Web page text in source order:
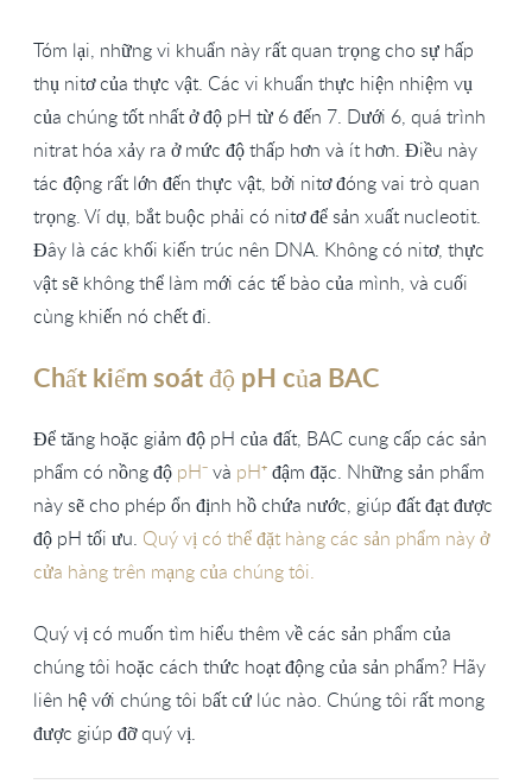
Tóm lại, những vi khuẩn này rất quan trọng cho sự hấp
thụ nitơ của thực vật. Các vi khuẩn thực hiện nhiệm vụ
của chúng tốt nhất ở độ pH từ 6 đến 7. Dưới 6, quá trình
nitrat hóa xảy ra ở mức độ thấp hơn và ít hơn. Điều này
tác động rất lớn đến thực vật, bởi nitơ đóng vai trò quan
trọng. Ví dụ, bắt buộc phải có nitơ để sản xuất nucleotit.
Đây là các khối kiến trúc nên DNA. Không có nitơ, thực
vật sẽ không thể làm mới các tế bào của mình, và cuối
cùng khiến nó chết đi.
Chất kiểm soát độ pH của BAC
Để tăng hoặc giảm độ pH của đất, BAC cung cấp các sản
phẩm có nồng độ pH⁻và pH⁺đậm đặc. Những sản phẩm
này sẽ cho phép ổn định hồ chứa nước, giúp đất đạt được
độ pH tối ưu. Quý vị có thể đặt hàng các sản phẩm này ở
cửa hàng trên mạng của chúng tôi.
Quý vị có muốn tìm hiểu thêm về các sản phẩm của
chúng tôi hoặc cách thức hoạt động của sản phẩm? Hãy
liên hệ với chúng tôi bất cứ lúc nào. Chúng tôi rất mong
được giúp đỡ quý vị.